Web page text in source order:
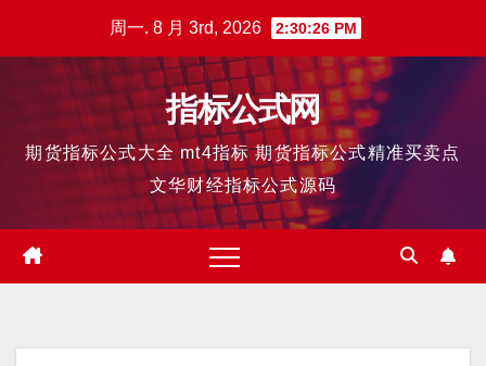
周一. 8 月 3rd, 2026 2:30:27 PM
指标公式网
期货指标公式大全 mt4指标 期货指标公式精准买卖点
文华财经指标公式源码